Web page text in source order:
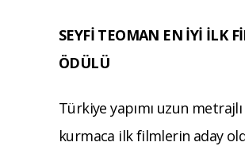
SEYFİ TEOMAN EN İYİ İLK
ÖDÜLÜ
Türkiye yapımı uzun metrajlı
kurmaca ilk filmlerin aday